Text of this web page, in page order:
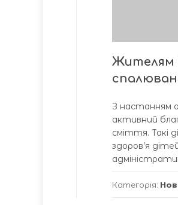
Жителям
З настанням
активний
сміття. Такі
здоров’я
Категорія: